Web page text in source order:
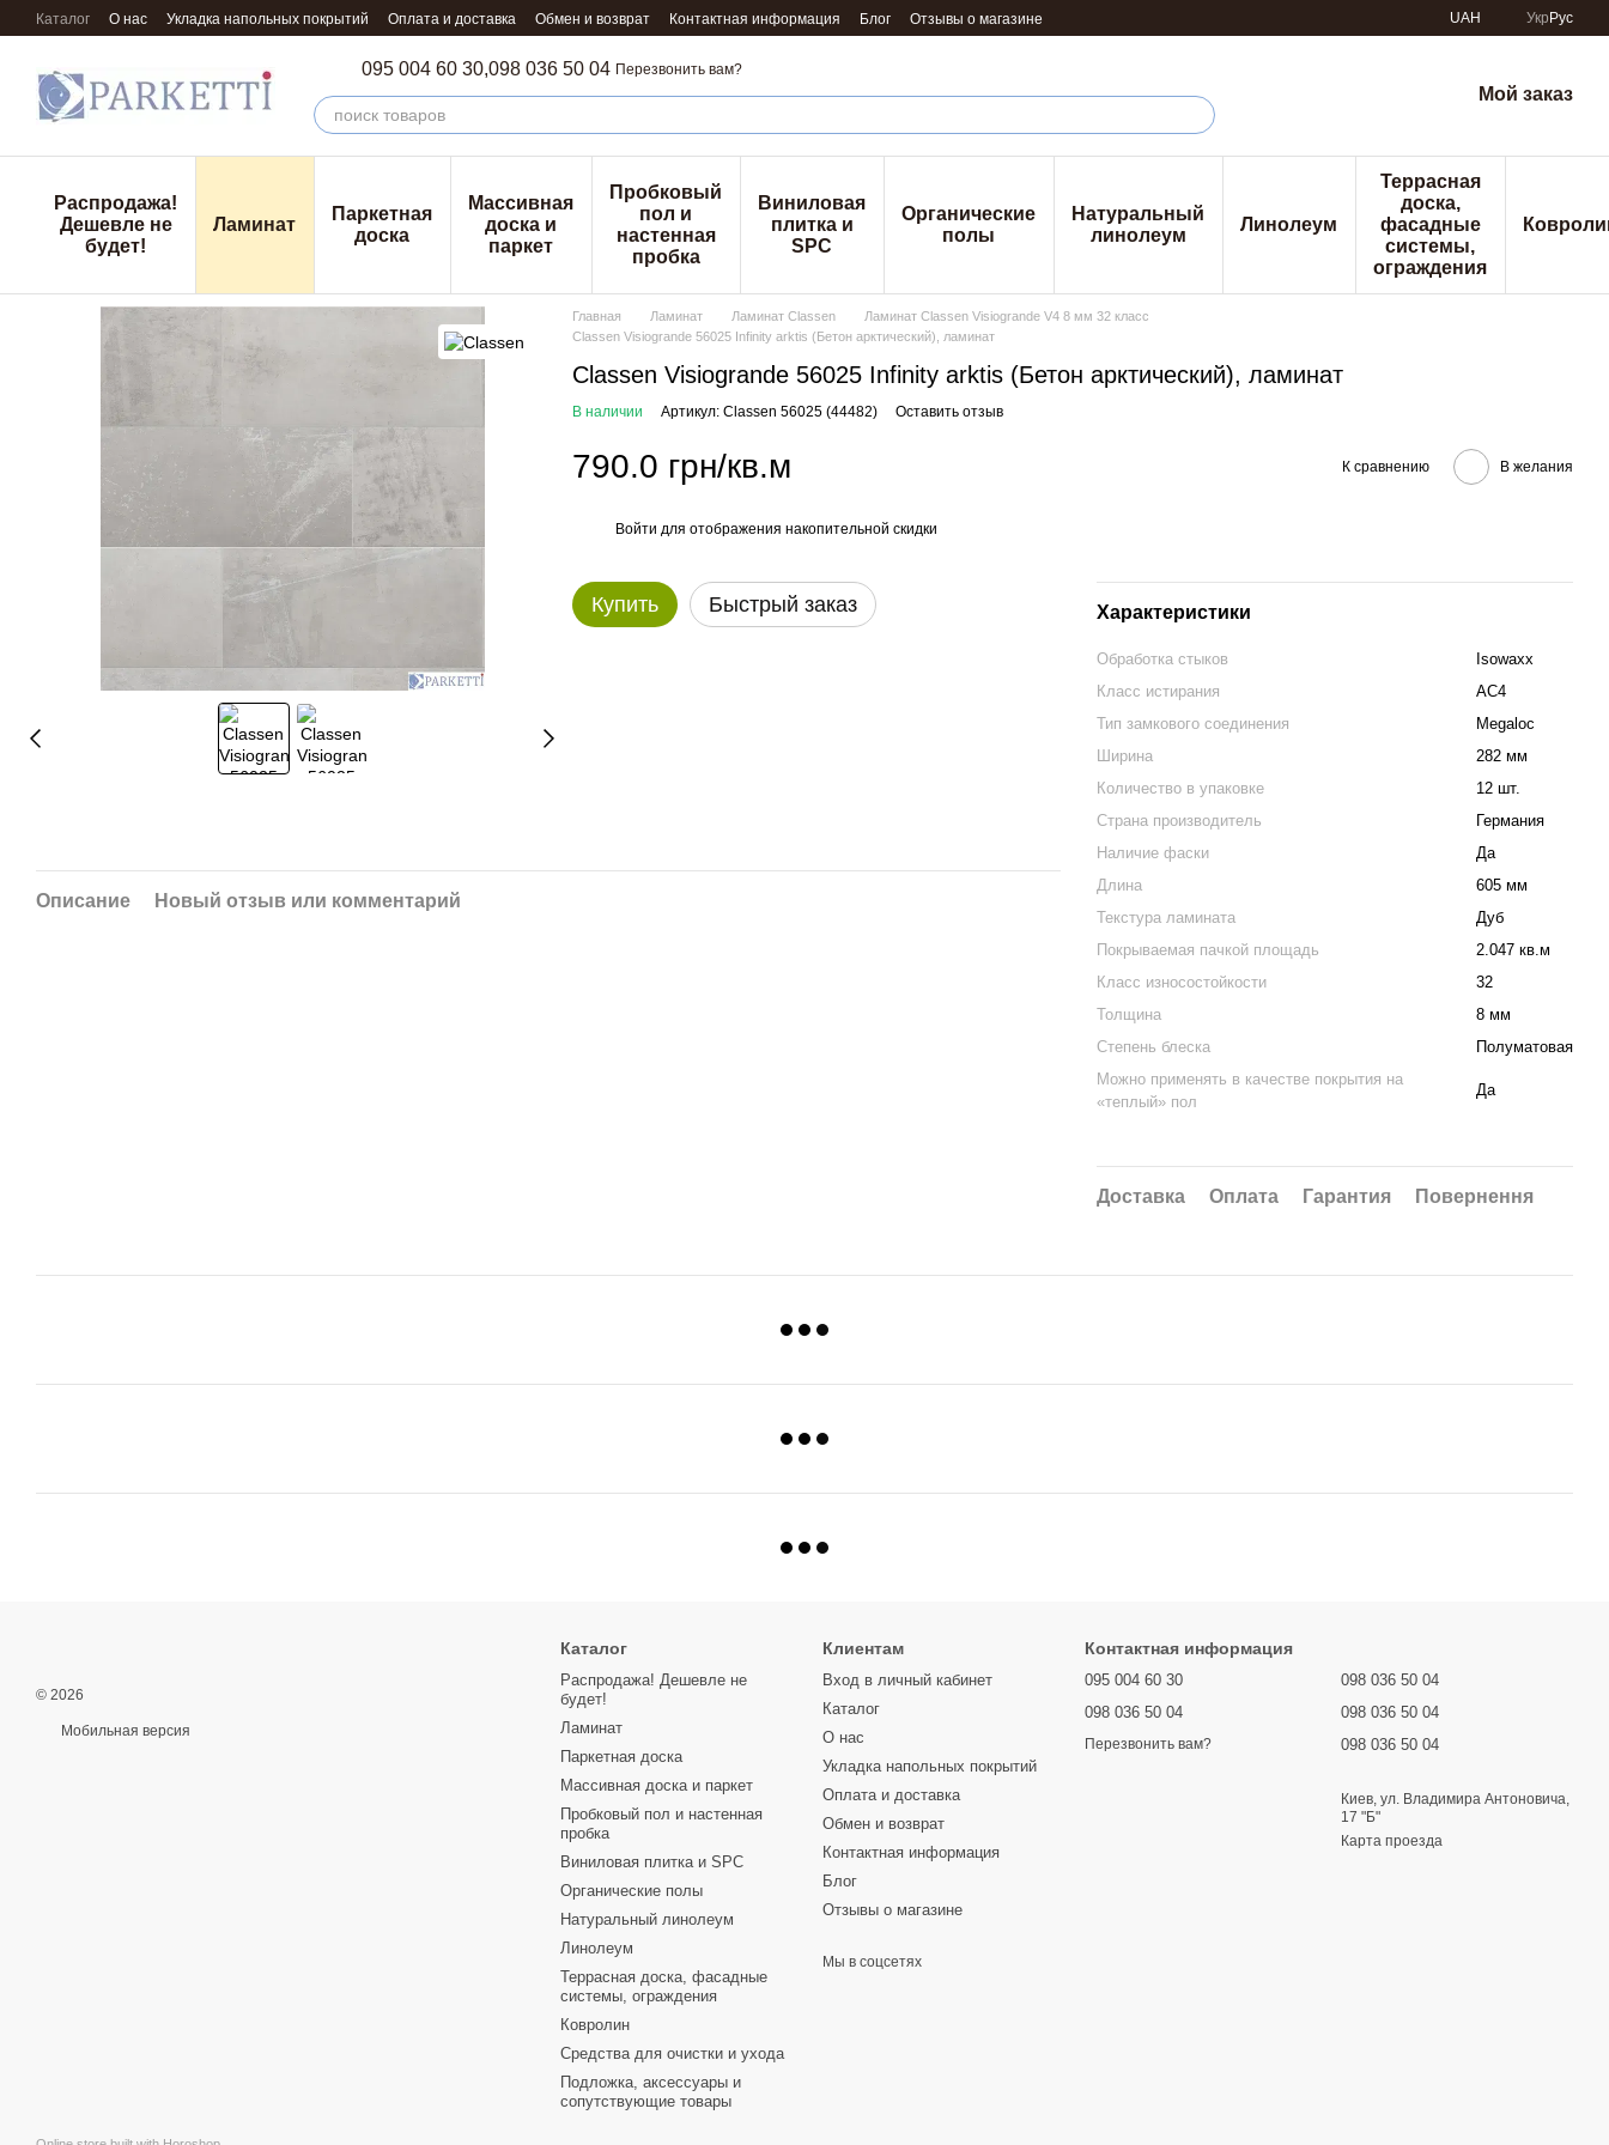
Перейти к основному контенту
Каталог О нас Укладка напольных покрытий Оплата и доставка Обмен и возврат Контактная информация Блог Отзывы о магазине UAH Укр Рус
095 004 60 30,098 036 50 04 Перезвонить вам?
Мой заказ
Распродажа!
Дешевле не
будет!
Ламинат
Паркетная
доска
Массивная
доска и
паркет
Пробковый
пол и
настенная
пробка
Виниловая
плитка и
SPC
Органические
полы
Натуральный
линолеум
Линолеум
Террасная
доска,
фасадные
системы,
ограждения
Главная Ламинат Ламинат Classen
Ламинат Classen Visiogrande V4 8 мм 32 класс
Classen Visiogrande 56025 Infinity arktis (Бетон арктический), ламинат
Classen Visiogrande 56025 Infinity arktis (Бетон арктический), ламинат
В наличии Артикул: Classen 56025 (44482) Оставить отзыв
790.0 грн/кв.м К сравнению В желания
Войти для отображения накопительной скидки
Купить Быстрый заказ Характеристики
Обработка стыков
Isowaxx
Класс истирания
АС4
Тип замкового соединения
Megaloc
Ширина
282 мм
Количество в упаковке
12 шт.
Страна производитель
Германия
Наличие фаски
Да
Длина
605 мм
Текстура ламината
Дуб
Покрываемая пачкой площадь
2.047 кв.м
Класс износостойкости
32
Толщина
8 мм
Степень блеска
Полуматовая
Можно применять в качестве покрытия на
«теплый» пол
Да
Доставка Оплата Гарантия Повернення
Описание Новый отзыв или комментарий
© 2026
Мобильная версия
Каталог
Распродажа! Дешевле не
будет!
Ламинат
Паркетная доска
Массивная доска и паркет
Пробковый пол и настенная
пробка
Виниловая плитка и SPC
Органические полы
Натуральный линолеум
Линолеум
Террасная доска, фасадные
системы, ограждения
Ковролин
Средства для очистки и ухода
Подложка, аксессуары и
сопутствующие товары
Клиентам
Вход в личный кабинет
Каталог
О нас
Укладка напольных покрытий
Оплата и доставка
Обмен и возврат
Контактная информация
Блог
Отзывы о магазине
Мы в соцсетях
Контактная информация
095 004 60 30
098 036 50 04
Перезвонить вам?
098 036 50 04
098 036 50 04
098 036 50 04
Киев, ул. Владимира Антоновича,
17 "Б"
Карта проезда